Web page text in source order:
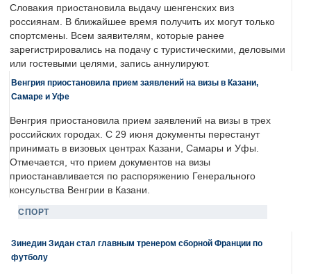
Словакия приостановила выдачу шенгенских виз
россиянам. В ближайшее время получить их могут только
спортсмены. Всем заявителям, которые ранее
зарегистрировались на подачу с туристическими, деловыми
или гостевыми целями, запись аннулируют.
Венгрия приостановила прием заявлений на визы в Казани,
Самаре и Уфе
Венгрия приостановила прием заявлений на визы в трех
российских городах. С 29 июня документы перестанут
принимать в визовых центрах Казани, Самары и Уфы.
Отмечается, что прием документов на визы
приостанавливается по распоряжению Генерального
консульства Венгрии в Казани.
СПОРТ
Зинедин Зидан стал главным тренером сборной Франции по
футболу